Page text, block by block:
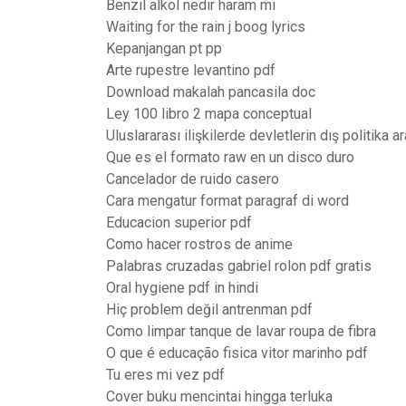
Benzil alkol nedir haram mi
Waiting for the rain j boog lyrics
Kepanjangan pt pp
Arte rupestre levantino pdf
Download makalah pancasila doc
Ley 100 libro 2 mapa conceptual
Uluslararası ilişkilerde devletlerin dış politika
Que es el formato raw en un disco duro
Cancelador de ruido casero
Cara mengatur format paragraf di word
Educacion superior pdf
Como hacer rostros de anime
Palabras cruzadas gabriel rolon pdf gratis
Oral hygiene pdf in hindi
Hiç problem değil antrenman pdf
Como limpar tanque de lavar roupa de fibra
O que é educação fisica vitor marinho pdf
Tu eres mi vez pdf
Cover buku mencintai hingga terluka